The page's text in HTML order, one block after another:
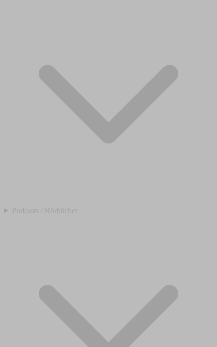
Podcasts / Hörbücher